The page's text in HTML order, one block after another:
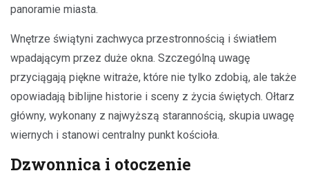
panoramie miasta.
Wnętrze świątyni zachwyca przestronnością i światłem
wpadającym przez duże okna. Szczególną uwagę
przyciągają piękne witraże, które nie tylko zdobią, ale także
opowiadają biblijne historie i sceny z życia świętych. Ołtarz
główny, wykonany z najwyższą starannością, skupia uwagę
wiernych i stanowi centralny punkt kościoła.
Dzwonnica i otoczenie